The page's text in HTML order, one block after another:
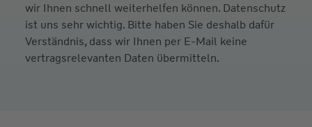
wir Ihnen schnell weiterhelfen können. Datenschutz
ist uns sehr wichtig. Bitte haben Sie deshalb dafür
Verständnis, dass wir Ihnen per E-Mail keine
vertragsrelevanten Daten übermitteln.